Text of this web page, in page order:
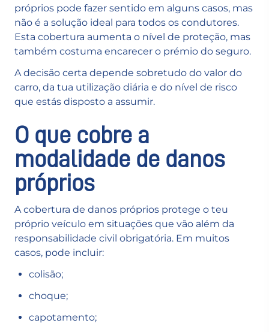
próprios pode fazer sentido em alguns casos, mas
não é a solução ideal para todos os condutores.
Esta cobertura aumenta o nível de proteção, mas
também costuma encarecer o prémio do seguro.
A decisão certa depende sobretudo do valor do
carro, da tua utilização diária e do nível de risco
que estás disposto a assumir.
O que cobre a
modalidade de danos
próprios
A cobertura de danos próprios protege o teu
próprio veículo em situações que vão além da
responsabilidade civil obrigatória. Em muitos
casos, pode incluir:
colisão;
choque;
capotamento;